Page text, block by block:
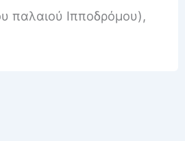
παλαιού Ιπποδρόμου),